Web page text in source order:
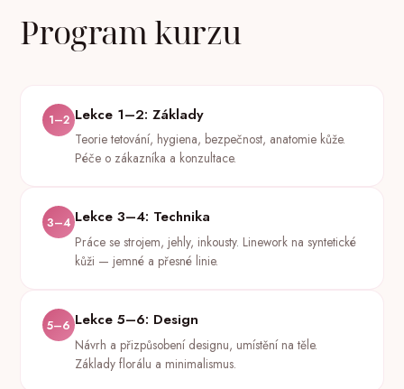
Program kurzu
1–2 Lekce 1–2: Základy
Teorie tetování, hygiena, bezpečnost, anatomie kůže.
Péče o zákazníka a konzultace.
3–4 Lekce 3–4: Technika
Práce se strojem, jehly, inkousty. Linework na syntetické
kůži — jemné a přesné linie.
5–6 Lekce 5–6: Design
Návrh a přizpůsobení designu, umístění na těle.
Základy florálu a minimalismus.